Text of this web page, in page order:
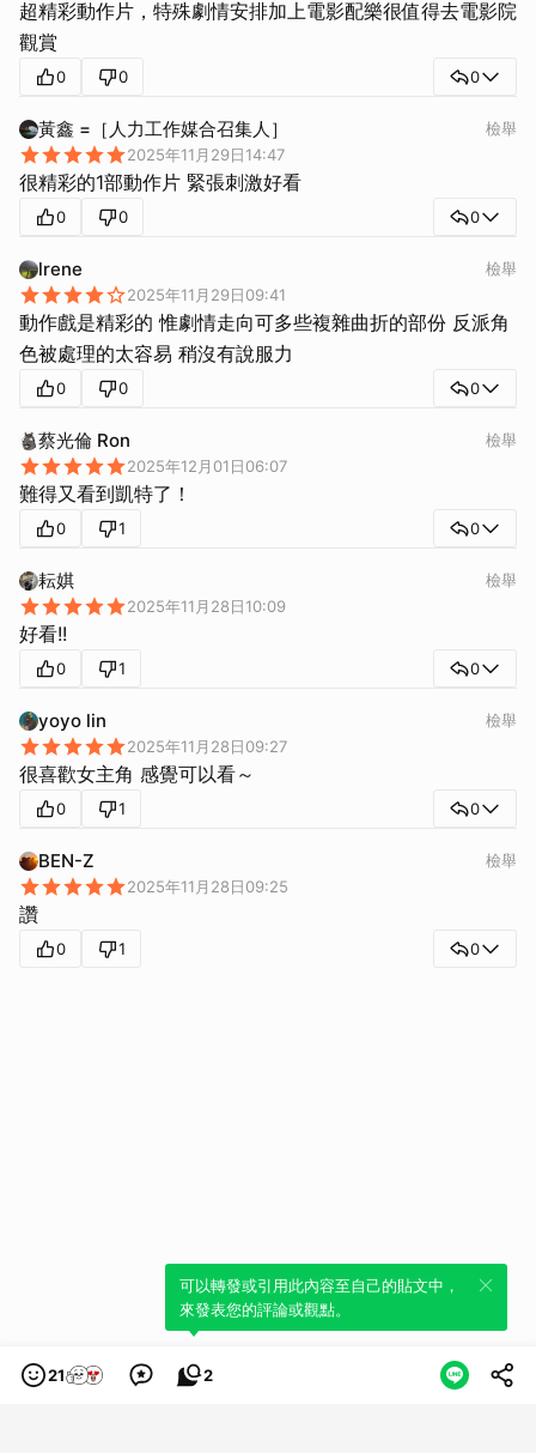
超精彩動作片，特殊劇情安排加上電影配樂很值得去電影院
觀賞
0 0 0
黃鑫 =［人力工作媒合召集人］
2025年11月29日14:47
檢舉
很精彩的1部動作片 緊張刺激好看
0 0 0
lrene
2025年11月29日09:41
檢舉
動作戲是精彩的 惟劇情走向可多些複雜曲折的部份 反派角
色被處理的太容易 稍沒有說服力
0 0 0
蔡光倫 Ron
2025年12月01日06:07
檢舉
難得又看到凱特了！
0 1 0
耘娸
2025年11月28日10:09
檢舉
好看!!
0 1 0
yoyo lin
2025年11月28日09:27
檢舉
很喜歡女主角 感覺可以看～
0 1 0
BEN-Z
2025年11月28日09:25
檢舉
讚
0 1 0
21 2
可以轉發或引用此內容至自己的貼文中，
來發表您的評論或觀點。